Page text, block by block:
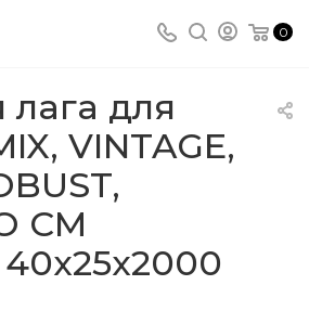
0
для
VINTAGE,
CM